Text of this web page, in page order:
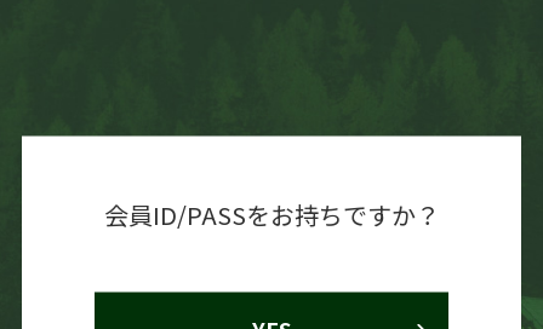
会員ID/PASSをお持ちですか？